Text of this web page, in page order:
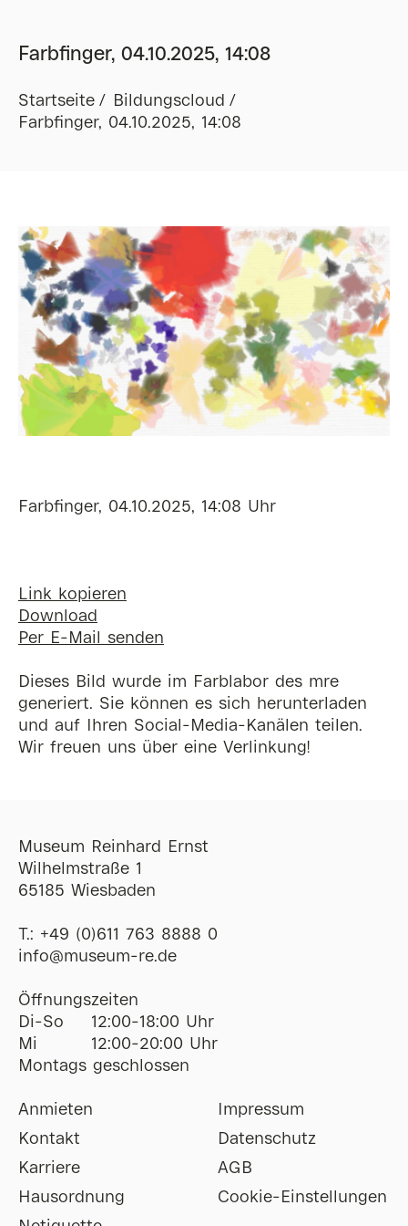
Farbfinger, 04.10.2025, 14:08
Startseite
Bildungscloud
Farbfinger, 04.10.2025, 14:08
Farbfinger, 04.10.2025, 14:08 Uhr
Link kopieren
Download
Per E-Mail senden
Dieses Bild wurde im Farblabor des mre
generiert. Sie können es sich herunterladen
und auf Ihren Social-Media-Kanälen teilen.
Wir freuen uns über eine Verlinkung!
Museum Reinhard Ernst
Wilhelmstraße 1
65185 Wiesbaden
T.: +49 (0)611 763 8888 0
ofni@museum-re de
Öffnungszeiten
Di-So
12:00-18:00 Uhr
Mi
12:00-20:00 Uhr
Montags geschlossen
Anmieten
Kontakt
Karriere
Hausordnung
Impressum
Datenschutz
AGB
Cookie-Einstellungen